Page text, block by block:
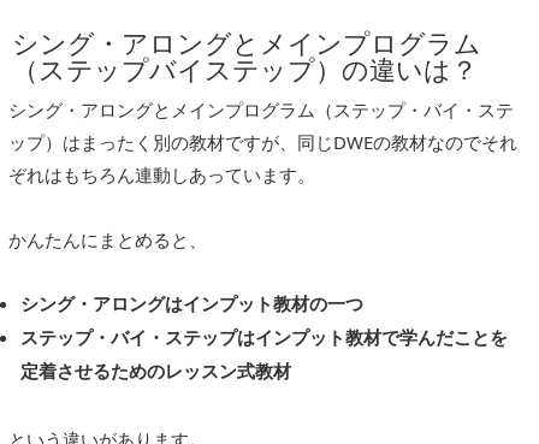
シング・アロングとメインプログラム
（ステップバイステップ）の違いは？
シング・アロングとメインプログラム（ステップ・バイ・ステ
ップ）はまったく別の教材ですが、同じDWEの教材なのでそれ
ぞれはもちろん連動しあっています。
かんたんにまとめると、
シング・アロングはインプット教材の一つ
ステップ・バイ・ステップはインプット教材で学んだことを
定着させるためのレッスン式教材